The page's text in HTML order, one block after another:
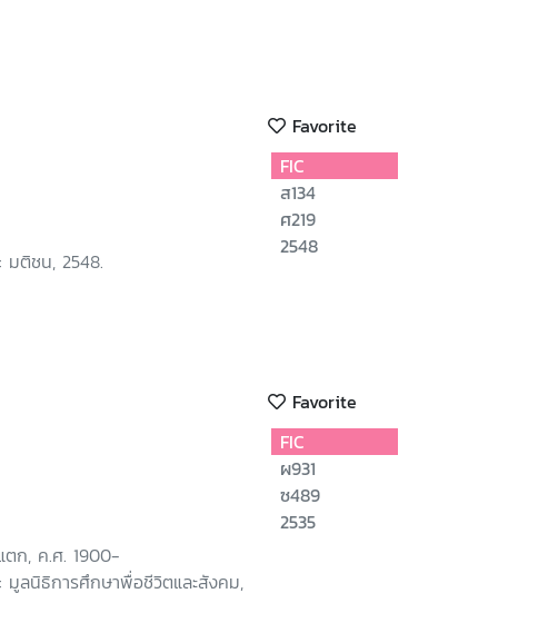
Favorite
มติชน, 2548.
FIC
ส134
ศ219
2548
Favorite
ตก, ค.ศ. 1900-
มูลนิธิการศึกษาพื่อชีวิตและสังคม,
FIC
ผ931
ซ489
2535